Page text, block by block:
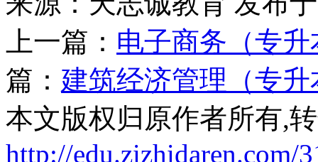
上一篇： 电子商务（专
篇： 建筑经济管理（专
本文版权归原作者所有,
http://edu.zizhidaren.com/